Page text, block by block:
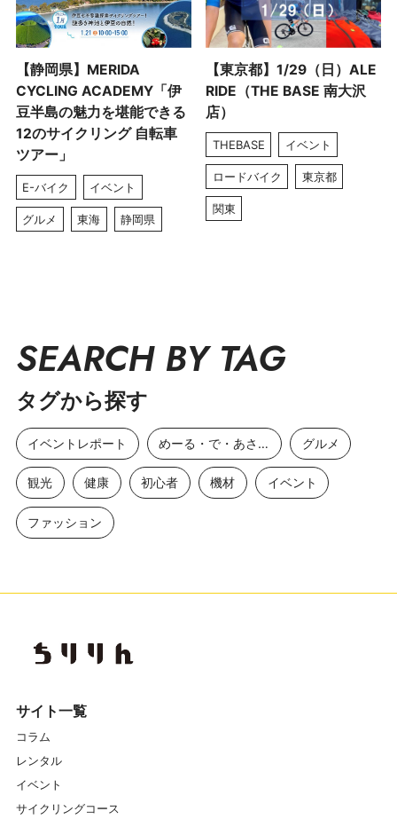
【静岡県】MERIDA
CYCLING ACADEMY「伊
豆半島の魅力を堪能できる
12のサイクリング 自転車
ツアー」
E-バイク イベント
グルメ 東海 静岡県
【東京都】1/29（日）ALE
RIDE（THE BASE 南大沢
店）
THEBASE イベント
ロードバイク 東京都
関東
SEARCH BY TAG
タグから探す
イベントレポート めーる・で・あさひ グルメ
観光 健康 初心者 機材 イベント
ファッション
サイト一覧
コラム
レンタル
イベント
サイクリングコース